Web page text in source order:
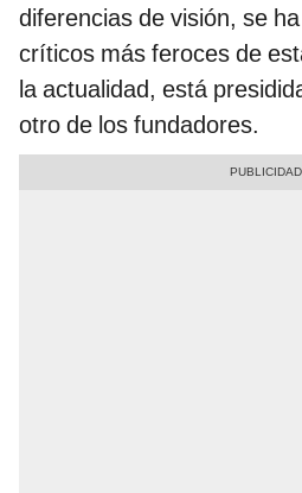
diferencias de visión, se
críticos más feroces de
la actualidad, está
otro de los fundadores.